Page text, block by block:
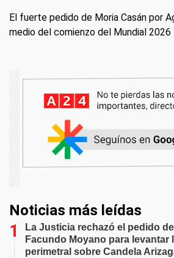
El fuerte pedido de Moria Casán por
medio del comienzo del Mundial 2026
Noticias más leídas
La Justicia rechazó el pedido de
Facundo Moyano para levantar
perimetral sobre Candela